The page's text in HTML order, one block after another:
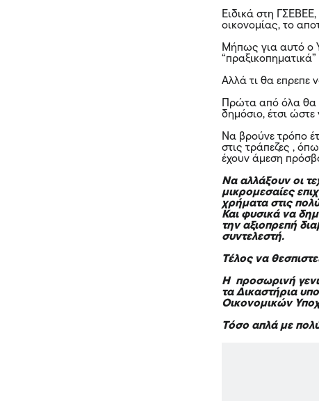
Ειδικά στη
οικονομίας, το
Μήπως για αυτό ο
Αλλά τι θα επρεπε
Πρώτα από όλα θα
δημόσιο, έτσι ώστε
Να βρούνε τρόπο
στις τράπεζες ,
έχουν άμεση
Να αλλάξουν οι
μικρομεσαίες
χρήματα στις
Και φυσικά να
την αξιοπρεπή
συντελεστή.
Τέλος να
Η προσωρινή
τα Δικαστήρια
Οικονομικών
Τόσο απλά με